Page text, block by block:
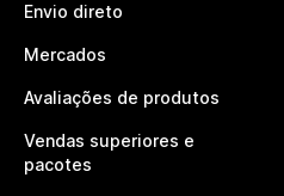
Envio direto
Mercados
Avaliações de produtos
Vendas superiores e
pacotes